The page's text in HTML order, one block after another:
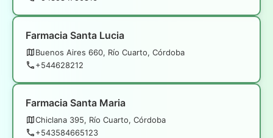
Farmacia Santa Lucia
Buenos Aires 660, Río Cuarto, Córdoba
+544628212
Farmacia Santa Maria
Chiclana 395, Río Cuarto, Córdoba
+543584665123